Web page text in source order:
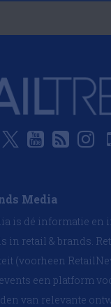
Media
is dé informatie en
in retail & brands.
(voorheen
een platform
van relevante